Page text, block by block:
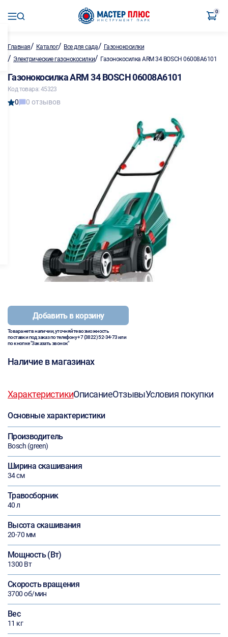
0
Главная/ Каталог/ Все для сада/ Газонокосилки
/ Электрические газонокосилки/ Газонокосилка ARM 34 BOSCH 06008A6101
Газонокосилка ARM 34 BOSCH 06008A6101
Код товара: 45323
0 0 отзывов
Добавить в корзину
Товара нет в наличии, уточняйте возможность
поставки под заказ по телефону+7 (3822) 52-34-73или
по кнопке "Заказать звонок"
Наличие в магазинах
ХарактеристикиОписаниеОтзывыУсловия покупки
Основные характеристики
Производитель
Bosch (green)
Ширина скашивания
34 см
Травосборник
40 л
Высота скашивания
20-70 мм
Мощность (Вт)
1300 Вт
Скорость вращения
3700 об/мин
Вес
11 кг